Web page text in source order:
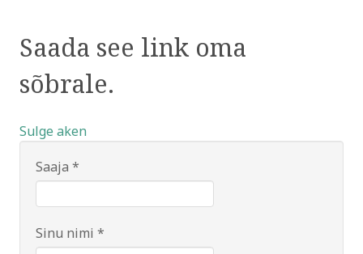
Saada see link oma
sõbrale.
Sulge aken
Saaja *
Sinu nimi *